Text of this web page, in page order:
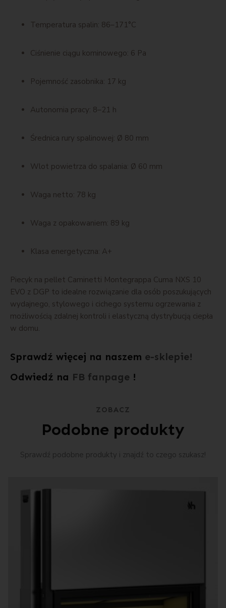
Temperatura spalin: 86–171°C
Ciśnienie ciągu kominowego: 6 Pa
Pojemność zasobnika: 17 kg
Autonomia pracy: 8–21 h
Średnica rury spalinowej: Ø 80 mm
Wlot powietrza do spalania: Ø 60 mm
Waga netto: 78 kg
Waga z opakowaniem: 89 kg
Klasa energetyczna: A+
Piecyk na pellet Caminetti Montegrappa Cuma NXS 10
EVO z DGP to idealne rozwiązanie dla osób poszukujących
wydajnego, stylowego i cichego systemu ogrzewania z
możliwością zdalnej kontroli i elastyczną dystrybucją ciepła
w domu.
Sprawdź więcej na naszem e-sklepie!
Odwiedź na FB fanpage !
ZOBACZ
Podobne produkty
Sprawdź podobne produkty i znajdź to czego szukasz!